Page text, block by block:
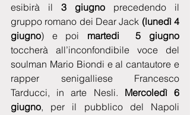
esibirà il 3 giugno precedendo il
gruppo romano dei Dear Jack (lunedì 4
giugno) e poi
toccherà all’inconfondibile voce del
soulman Mario Biondi e al cantautore e
rapper senigalliese Francesco
Tarducci, in arte Nesli. Mercoledì 6
giugno, per il pubblico del Napoli